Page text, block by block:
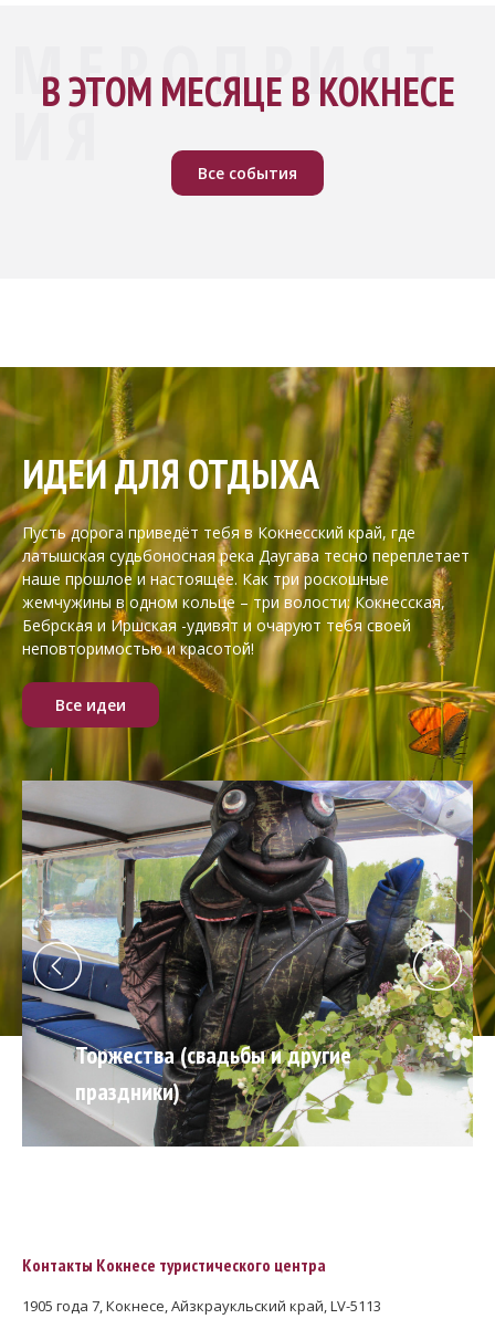
В ЭТОМ МЕСЯЦЕ В КОКНЕСЕ
МЕРОПРИЯТ
ИЯ Все события
ИДЕИ ДЛЯ ОТДЫХА
Пусть дорога приведёт тебя в Кокнесский край, где
латышская судьбоносная река Даугава тесно переплетает
наше прошлое и настоящее. Как три роскошные
жемчужины в одном кольце – три волости: Кокнесская,
Бебрская и Иршская -удивят и очаруют тебя своей
неповторимостью и красотой!
Все идеи
Торжества (свадьбы и другие
праздники)
Контакты Кокнесе туристического центра
1905 года 7, Кокнесе, Айзкраукльский край, LV-5113